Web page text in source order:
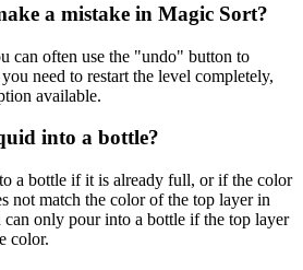
a mistake in Magic Sort?
can often use the "undo" button to
need to restart the level completely,
available.
into a bottle?
a bottle if it is already full, or if the color
not match the color of the top layer in
can only pour into a bottle if the top layer
color.